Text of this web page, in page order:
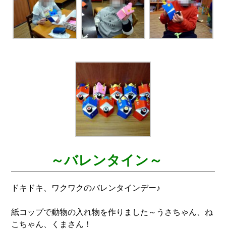
～バレンタイン～
ドキドキ、ワクワクのバレンタインデー♪
紙コップで動物の入れ物を作りました～うさちゃん、ね
こちゃん、くまさん！